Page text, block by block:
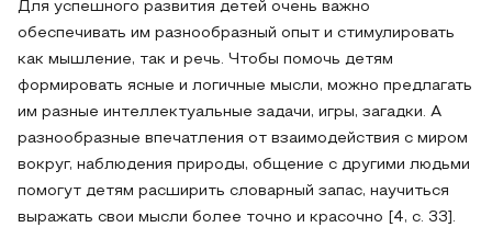
Для успешного развития детей очень важно
обеспечивать им разнообразный опыт и стимулировать
как мышление, так и речь. Чтобы помочь детям
формировать ясные и логичные мысли, можно предлагать
им разные интеллектуальные задачи, игры, загадки. А
разнообразные впечатления от взаимодействия с миром
вокруг, наблюдения природы, общение с другими людьми
помогут детям расширить словарный запас, научиться
выражать свои мысли более точно и красочно [4, с. 33].